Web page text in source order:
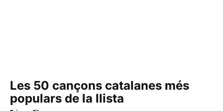
Les 50 cançons catalanes més
populars de la llista